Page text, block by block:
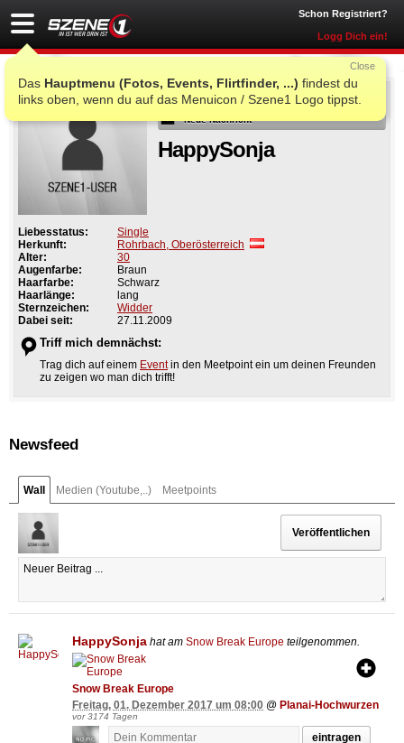
Schon Registriert?
Logg Dich ein!
Das Hauptmenu (Fotos, Events, Flirtfinder, ...) findest du
links oben, wenn du auf das Menuicon / Szene1 Logo tippst.
Close
Als Freund
Neue Nachricht
HappySonja
Liebesstatus:
Single
Herkunft:
Rohrbach, Oberösterreich
Alter:
30
Augenfarbe:
Braun
Haarfarbe:
Schwarz
Haarlänge:
lang
Sternzeichen:
Widder
Dabei seit:
27.11.2009
Triff mich demnächst:
Trag dich auf einem Eventin den Meetpoint ein um deinen Freunden
zu zeigen wo man dich trifft!
Newsfeed
Wall Medien (Youtube,..) Meetpoints
HappySonja hat am Snow Break Europe teilgenommen.
Snow Break Europe
Freitag, 01. Dezember 2017 um 08:00 @ Planai-Hochwurzen
vor 3174 Tagen
eintragen